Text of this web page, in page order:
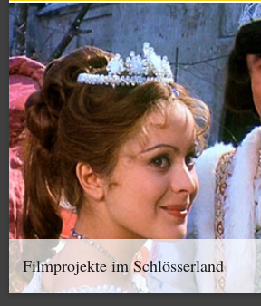
Filmprojekte im Schlösserland